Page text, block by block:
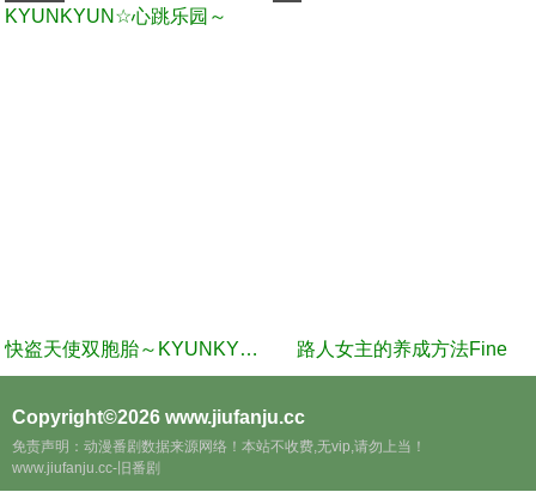
快盗天使双胞胎～KYUNKYUN☆心跳乐园～ 路人女主的养成方法Fine
Copyright©2026 www.jiufanju.cc
免责声明：动漫番剧数据来源网络！本站不收费,无vip,请勿上当！
www.jiufanju.cc-旧番剧